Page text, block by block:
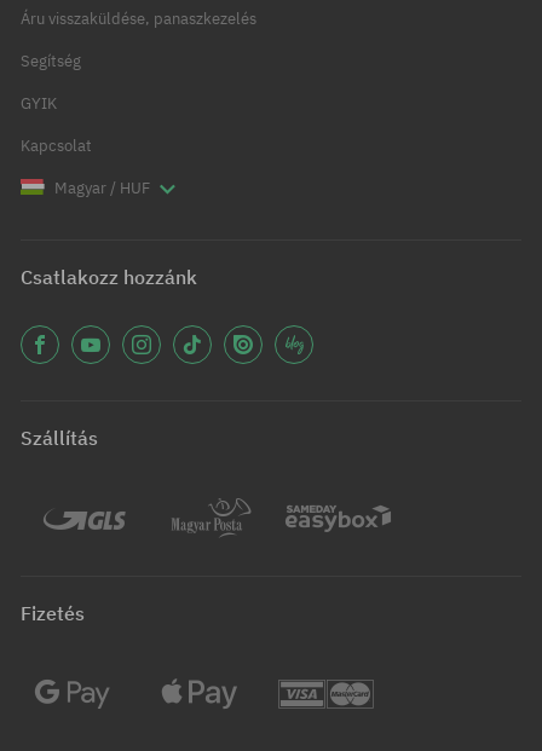
Áru visszaküldése, panaszkezelés
Segítség
GYIK
Kapcsolat
Magyar / HUF
Csatlakozz hozzánk
Szállítás
Fizetés